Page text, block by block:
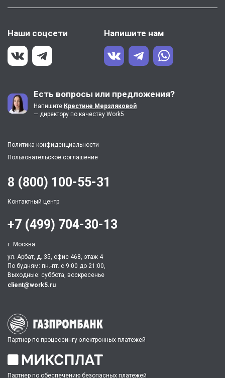
Наши соцсети Напишите нам
Есть вопросы или предложения?
Напишите Крестине Мерзляковой
— директору по качеству Work5
Политика конфиденциальности
Пользовательское соглашение
Партнер по процессингу электронных платежей
Партнер по обеспечению безопасных платежей
8 (800) 100-55-31
Контактный центр
+7 (499) 704-30-13
г. Москва
ул. Арбат, д. 35, офис 468, этаж 4
По будням: пн.-пт. c 9:00 до 21:00,
Выходные: суббота, воскресенье
client@work5.ru